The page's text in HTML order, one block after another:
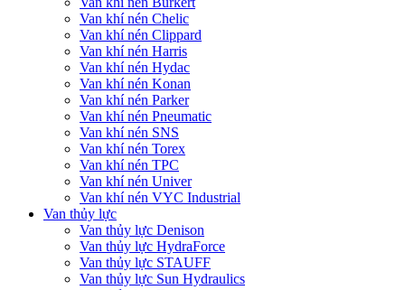
Van khí nén Chelic
Van khí nén Clippard
Van khí nén Harris
Van khí nén Hydac
Van khí nén Konan
Van khí nén Parker
Van khí nén Pneumatic
Van khí nén SNS
Van khí nén Torex
Van khí nén TPC
Van khí nén Univer
Van khí nén VYC Industrial
Van thủy lực
Van thủy lực Denison
Van thủy lực HydraForce
Van thủy lực STAUFF
Van thủy lực Sun Hydraulics